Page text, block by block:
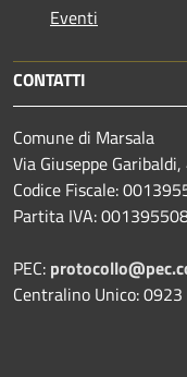
Eventi
CONTATTI
Comune di Marsala
Via Giuseppe
Codice Fiscale:
Partita IVA:
PEC:
Centralino Unico: